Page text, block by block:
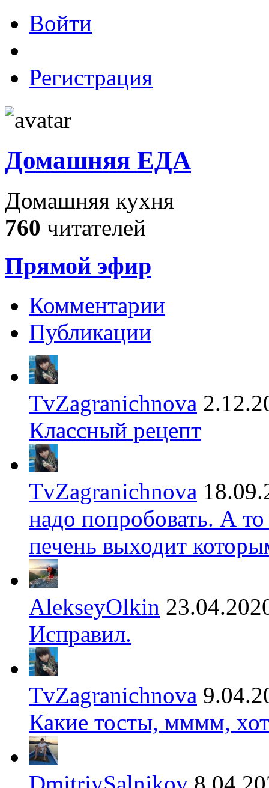
Войти
Регистрация
Домашняя ЕДА
Домашняя кухня
760 читателей
Прямой эфир
Комментарии
Публикации
TvZagranichnova
Классный рецепт
TvZagranichnova
надо попробовать. А
печень выходит
AlekseyOlkin
Исправил.
TvZagranichnova
Какие тосты, мммм,